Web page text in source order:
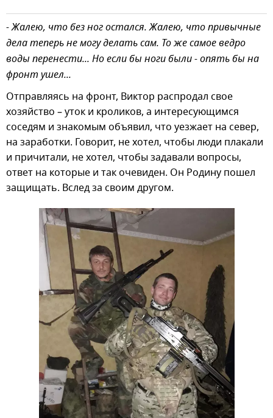
- Жалею, что без ног остался. Жалею, что привычные
дела теперь не могу делать сам. То же самое ведро
воды перенести... Но если бы ноги были - опять бы на
фронт ушел...
Отправляясь на фронт, Виктор распродал свое
хозяйство – уток и кроликов, а интересующимся
соседям и знакомым объявил, что уезжает на север,
на заработки. Говорит, не хотел, чтобы люди плакали
и причитали, не хотел, чтобы задавали вопросы,
ответ на которые и так очевиден. Он Родину пошел
защищать. Вслед за своим другом.